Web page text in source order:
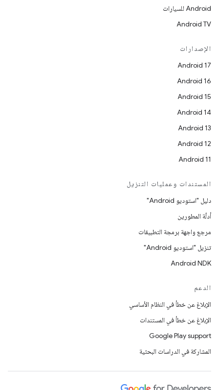
Android للسيارات
Android TV
الإصدارات
Android 17
Android 16
Android 15
Android 14
Android 13
Android 12
Android 11
المستندات وعمليات التنزيل
دليل "استوديو Android"
أدلّة المطورين
مرجع واجهة برمجة التطبيقات
تنزيل "استوديو Android"
Android NDK
الدعم
الإبلاغ عن خطأ في النظام الأساسي
الإبلاغ عن خطأ في المستندات
Google Play support
المشاركة في الدراسات البحثية